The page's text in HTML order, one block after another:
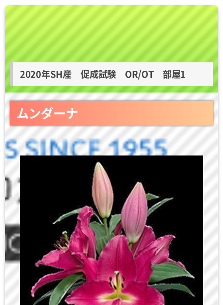
2020年SH産 促成試験 OR/OT 部屋1
ムンダーナ